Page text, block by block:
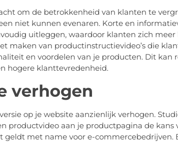
om de betrokkenheid van klanten te
niet kunnen evenaren. Korte en
uitleggen, waardoor klanten zich meer
maken van productinstructievideo’s die
en voordelen van je producten. Dit kan
hogere klanttevredenheid.
verhogen
op je website aanzienlijk verhogen.
productvideo aan je productpagina de kans
geldt met name voor e-commercebedrijven.